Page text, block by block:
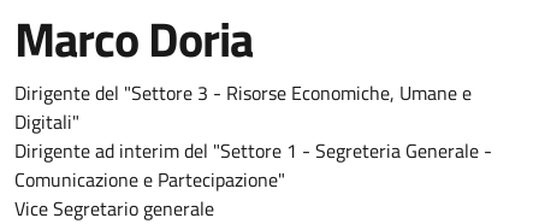
Marco Doria
Dirigente del "Settore 3 - Risorse Economiche, Umane e
Digitali"
Dirigente ad interim del "Settore 1 - Segreteria Generale -
Comunicazione e Partecipazione"
Vice Segretario generale